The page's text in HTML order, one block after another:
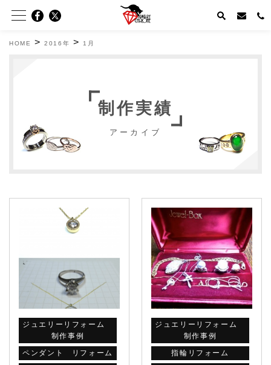
HOME >2016年 > 1月
制作実績
アーカイブ
ジュエリーリフォーム
制作事例
ペンダント リフォーム
ジュエリーリフォーム
制作事例
指輪リフォーム